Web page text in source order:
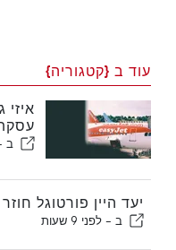
עוד ב {קטגוריה}
ב
יעד היין פורטוגל
ב - לפני 9 שעות